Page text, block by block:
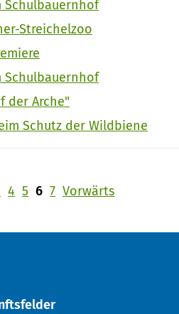
Schulbauernhof
Streichelzoo
Schulbauernhof
der Arche"
Schutz der Wildbiene
4 5 6 7 Vorwärts